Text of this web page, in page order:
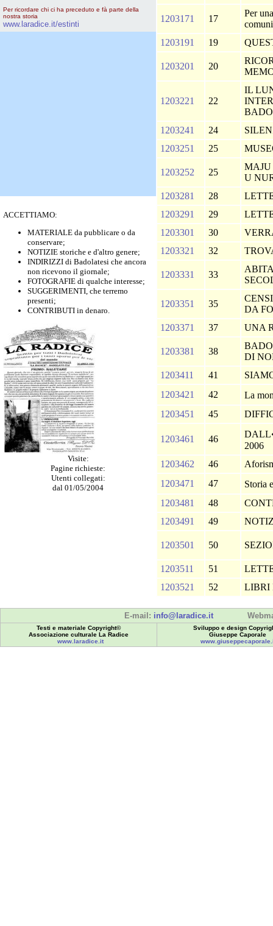
Per ricordare chi ci ha preceduto e fà parte della
nostra storia
www.laradice.it/estinti
ACCETTIAMO:
MATERIALE da pubblicare o da
conservare;
NOTIZIE storiche e d'altro genere;
INDIRIZZI di Badolatesi che ancora
non ricevono il giornale;
FOTOGRAFIE di qualche interesse;
SUGGERIMENTI, che terremo
presenti;
CONTRIBUTI in denaro.
Visite:
Pagine richieste:
Utenti collegati:
dal 01/05/2004
1203171 17
Per
1203191
19
1203201 20
1203221 22
IL
1203241
24
1203251
25
1203252 25
U
1203281
28
1203291
29
1203301
30
1203321
32
1203331 33
1203351 35
DA
1203371
37 UNA
1203381 38
DI
1203411
41
1203421
42
La
1203451
45
1203461 46
2006
1203462
46
1203471
47
Storia
1203481
48
1203491
49
1203501 50
1203511 51
1203521
52 LIBRI
E-mail: info@laradice.it
Testi e materiale Copyright©
Associazione culturale La Radice
www.laradice.it
Sviluppo e design
Giuseppe Caporale